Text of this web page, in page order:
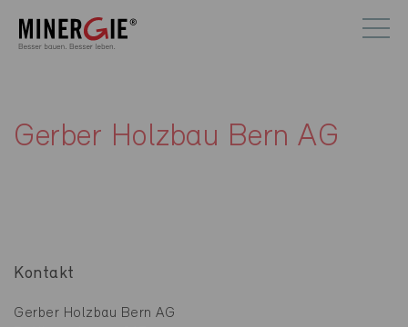
Gerber Holzbau Bern AG
Kontakt
Gerber Holzbau Bern AG